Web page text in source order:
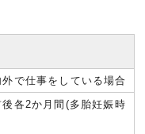
で仕事をしている場合
各2か月間(多胎妊娠時